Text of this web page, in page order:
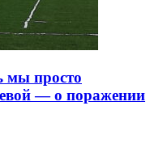
мы просто
— о поражении